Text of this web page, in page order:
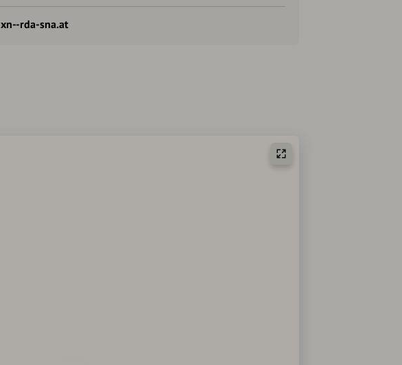
xn--rda-sna.at